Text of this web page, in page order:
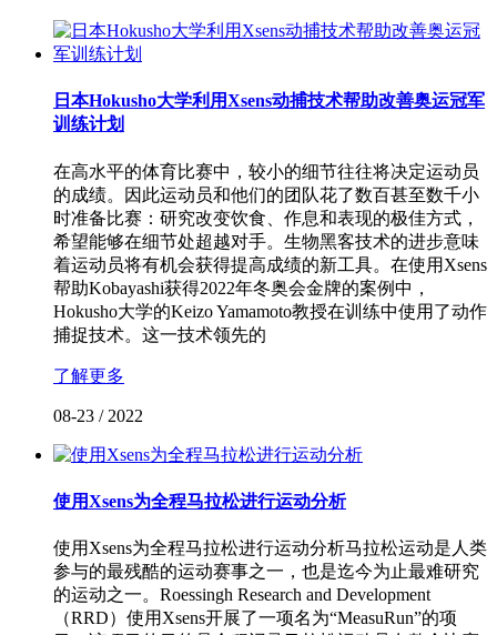
日本Hokusho大学利用Xsens动捕技术帮助改善奥运冠军
训练计划
在高水平的体育比赛中，较小的细节往往将决定运动员
的成绩。因此运动员和他们的团队花了数百甚至数千小
时准备比赛：研究改变饮食、作息和表现的极佳方式，
希望能够在细节处超越对手。生物黑客技术的进步意味
着运动员将有机会获得提高成绩的新工具。在使用Xsens
帮助Kobayashi获得2022年冬奥会金牌的案例中，
Hokusho大学的Keizo Yamamoto教授在训练中使用了动作
捕捉技术。这一技术领先的
了解更多
08-23 / 2022
使用Xsens为全程马拉松进行运动分析
使用Xsens为全程马拉松进行运动分析马拉松运动是人类
参与的最残酷的运动赛事之一，也是迄今为止最难研究
的运动之一。Roessingh Research and Development
（RRD）使用Xsens开展了一项名为“MeasuRun”的项